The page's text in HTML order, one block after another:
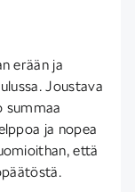
erään ja
Joustava
summaa
ja nopea
että